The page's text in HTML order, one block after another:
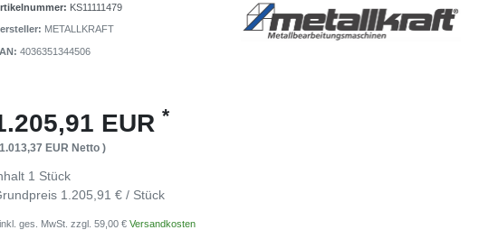
KS11111479
METALLKRAFT
4036351344506
EUR *
EUR Netto )
1 Stück
1.205,91 € / Stück
ges. MwSt. zzgl. 59,00 € Versandkosten